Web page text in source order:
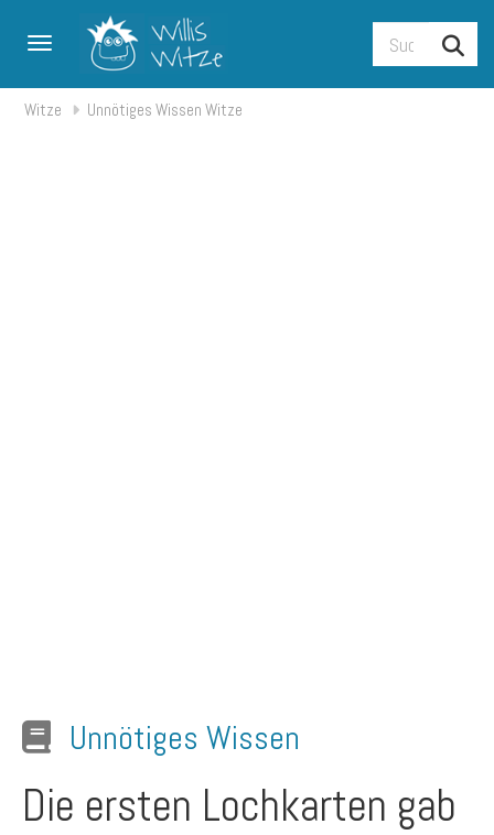
Toggle navigation
Witze Unnötiges Wissen Witze
Unnötiges Wissen
Die ersten Lochkarten gab